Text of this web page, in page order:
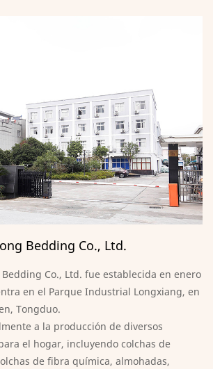
Bedding Co., Ltd.
Co., Ltd. fue establecida en enero
en el Parque Industrial Longxiang, en
Tongduo.
a la producción de diversos
el hogar, incluyendo colchas de
de fibra química, almohadas,